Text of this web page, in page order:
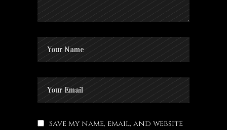
Save my name, email, and website